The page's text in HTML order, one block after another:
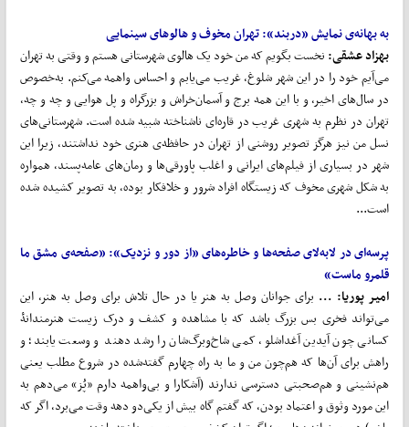
به بهانه‌ی نمایش «دربند»:تهران مخوف و هالوهای سینمایی
بهزاد عشقی:نخست بگویم که من خود یک هالوی شهرستانی هستم و وقتی به تهران
می‌آیم خود را در این شهر شلوغ، غریب می‌یابم و احساس واهمه می‌کنم. به‌خصوص
در سال‌های اخیر، و با این همه برج و آسمان‌خراش و بزرگراه و پل هوایی و چه و چه،
تهران در نظرم به شهری غریب در قاره‌ای ناشناخته شبیه شده است. شهرستانی‌های
نسل من نیز هرگز تصویر روشنی از تهران در حافظه‌ی هنری خود نداشتند، زیرا این
شهر در بسیاری از فیلم‌های ایرانی و اغلب پاورقی‌ها و رمان‌های عامه‌پسند، همواره
به شکل شهری مخوف که زیستگاه افراد شرور و خلافکار بوده، به تصویر کشیده شده
است...
پرسهای در لابهلای صفحهها و خاطرههای «از دور و نزدیک»:«صفحه‌ی مشق ما
قلمرو ماست»
امیر پوریا: ... برای جوانان وصل به هنر یا در حال تلاش برای وصل به هنر، این
می‌تواند فخری بس بزرگ باشد که با مشاهده و کشف و درک زیست هنرمندانۀ
کسانی چون آیدین آغداشلو، کمی شاخ‌وبرگ‌شان را رشد دهند و وسعت یابند؛ و
راهش برای آن‌ها که هم‌چون من و ما به راه چهارم گفته‌شده در شروع مطلب یعنی
هم‌نشینی و هم‌صحبتی دسترسی ندارند (آشکارا و بی‌واهمه دارم «پُز» می‌دهم به
این مورد وثوق و اعتماد بودن، که گفتم گاه بیش از یکی‌دو دهه وقت می‌برد، اگر که